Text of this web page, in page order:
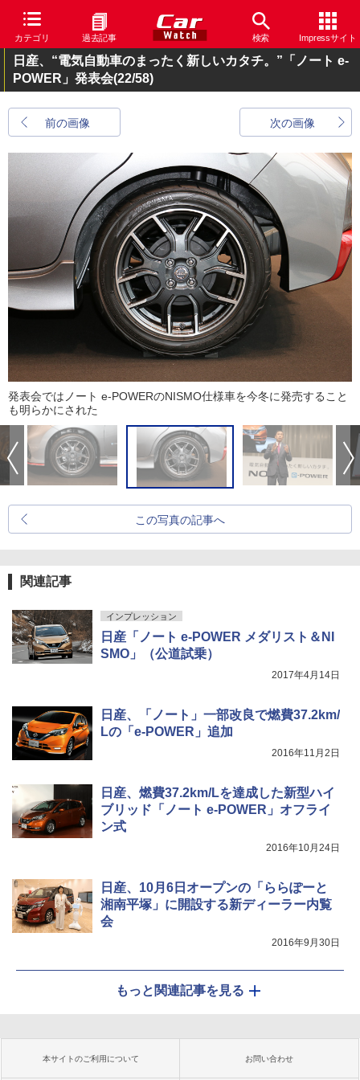
カテゴリ 過去記事 検索 Impressサイト
日産、“電気自動車のまったく新しいカタチ。”「ノート e-
POWER」発表会(22/58)
前の画像 次の画像
発表会ではノート e-POWERのNISMO仕様車を今冬に発売すること
も明らかにされた
この写真の記事へ
関連記事
インプレッション
日産「ノート e-POWER メダリスト＆NI
SMO」（公道試乗）
2017年4月14日
日産、「ノート」一部改良で燃費37.2km/
Lの「e-POWER」追加
2016年11月2日
日産、燃費37.2km/Lを達成した新型ハイ
ブリッド「ノート e-POWER」オフライ
ン式
2016年10月24日
日産、10月6日オープンの「ららぽーと
湘南平塚」に開設する新ディーラー内覧
会
2016年9月30日
もっと関連記事を見る
本サイトのご利用について お問い合わせ